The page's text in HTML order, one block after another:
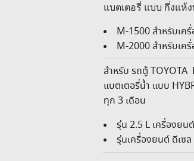
แบตเตอรี่ แบบ กึ่งแห้
M-1500 สำหรับเค
M-2000 สำหรับเค
สำหรับ รถตู้ TOYOTA
แบตเตอรี่น้ำ แบบ
ทุก 3 เดือน
รุ่น 2.5 L เครื่องย
รุ่นเครื่องยนต์ ดีเซ